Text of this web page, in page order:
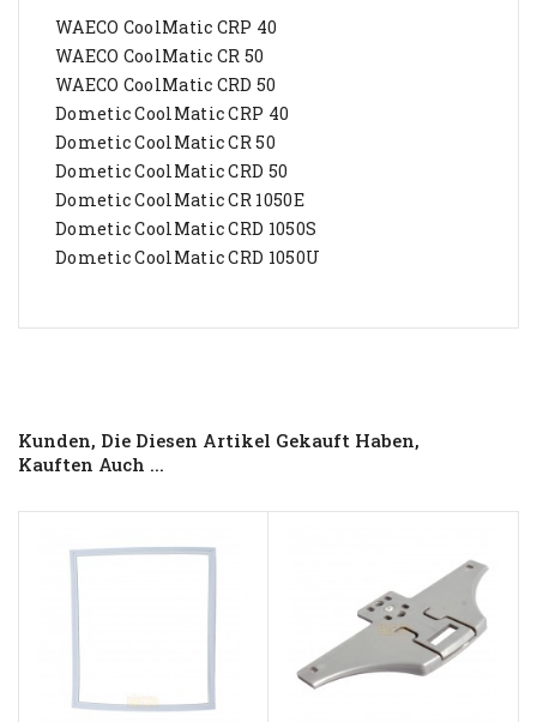
WAECO CoolMatic CRP 40
WAECO CoolMatic CR 50
WAECO CoolMatic CRD 50
Dometic CoolMatic CRP 40
Dometic CoolMatic CR 50
Dometic CoolMatic CRD 50
Dometic CoolMatic CR 1050E
Dometic CoolMatic CRD 1050S
Dometic CoolMatic CRD 1050U
Kunden, Die Diesen Artikel Gekauft Haben,
Kauften Auch ...